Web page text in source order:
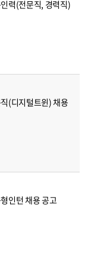
력(전문직, 경력직)
(디지털트윈) 채용
인턴 채용 공고